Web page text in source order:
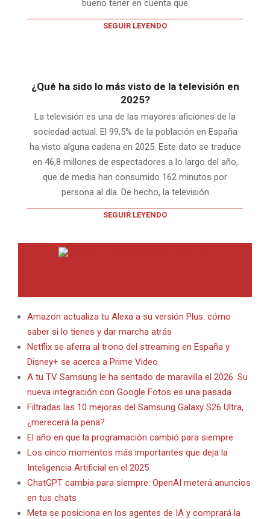
bueno tener en cuenta que
SEGUIR LEYENDO
¿Qué ha sido lo más visto de la televisión en
2025?
La televisión es una de las mayores aficiones de la
sociedad actual. El 99,5% de la población en España
ha visto alguna cadena en 2025. Este dato se traduce
en 46,8 millones de espectadores a lo largo del año,
que de media han consumido 162 minutos por
persona al día. De hecho, la televisión
SEGUIR LEYENDO
Amazon actualiza tu Alexa a su versión Plus: cómo
saber si lo tienes y dar marcha atrás
Netflix se aferra al trono del streaming en España y
Disney+ se acerca a Prime Video
A tu TV Samsung le ha sentado de maravilla el 2026. Su
nueva integración con Google Fotos es una pasada
Filtradas las 10 mejoras del Samsung Galaxy S26 Ultra,
¿merecerá la pena?
El año en que la programación cambió para siempre
Los cinco momentos más importantes que deja la
Inteligencia Artificial en el 2025
ChatGPT cambia para siempre: OpenAI meterá anuncios
en tus chats
Meta se posiciona en los agentes de IA y comprará la